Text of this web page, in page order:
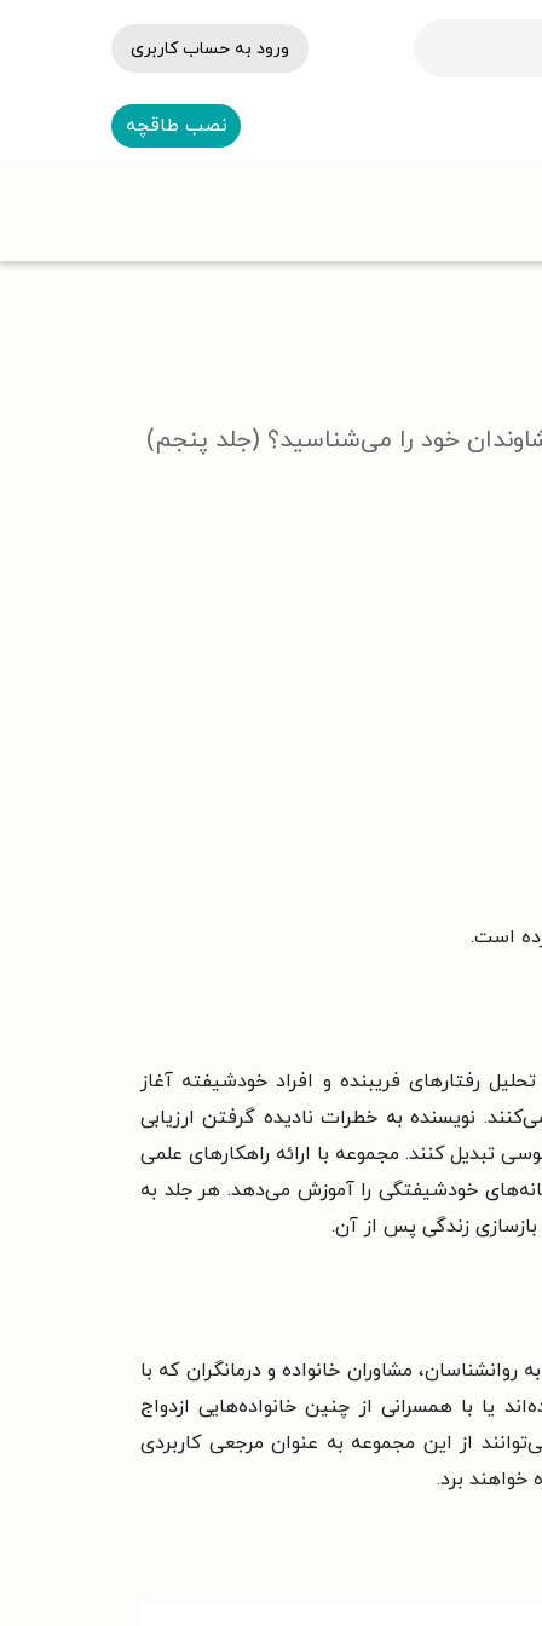
ورود به حساب کاربری
نصب طاقچه
خود را می‌شناسید؟ (جلد پنجم)
است.
رفتارهای فریبنده و افراد خودشیفته آغاز
نویسنده به خطرات نادیده گرفتن ارزیابی
تبدیل کنند. مجموعه با ارائه راهکارهای علمی
خودشیفتگی را آموزش می‌دهد. هر جلد به
بازسازی زندگی پس از آن.
مشاوران خانواده و درمانگران که با
یا با همسرانی از چنین خانواده‌هایی ازدواج
از این مجموعه به عنوان مرجعی کاربردی
خواهند برد.